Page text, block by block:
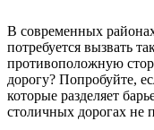
В современных
потребуется вызвать
противоположную
дорогу? Попробуйте,
которые разделяет
столичных дорогах не